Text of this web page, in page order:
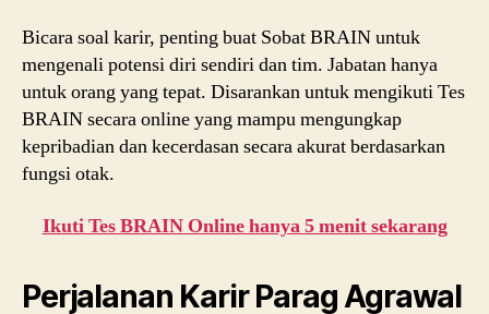
Bicara soal karir, penting buat Sobat BRAIN untuk
mengenali potensi diri sendiri dan tim. Jabatan hanya
untuk orang yang tepat. Disarankan untuk mengikuti Tes
BRAIN secara online yang mampu mengungkap
kepribadian dan kecerdasan secara akurat berdasarkan
fungsi otak.
Ikuti Tes BRAIN Online hanya 5 menit sekarang
Perjalanan Karir Parag Agrawal